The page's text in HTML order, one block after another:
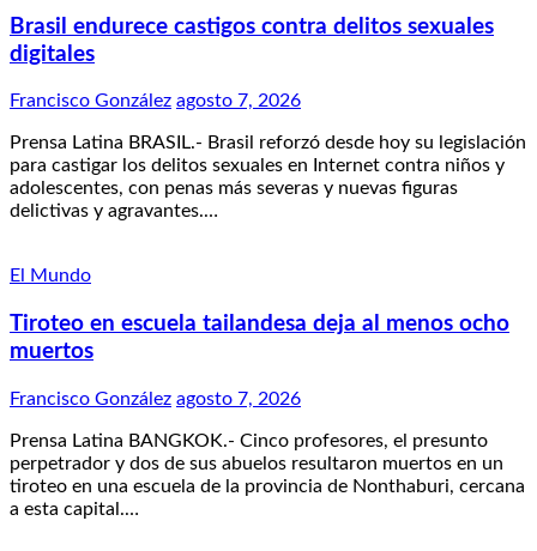
Brasil endurece castigos contra delitos sexuales
digitales
Francisco González agosto 7, 2026
Prensa Latina BRASIL.- Brasil reforzó desde hoy su legislación
para castigar los delitos sexuales en Internet contra niños y
adolescentes, con penas más severas y nuevas figuras
delictivas y agravantes.…
El Mundo
Tiroteo en escuela tailandesa deja al menos ocho
muertos
Francisco González agosto 7, 2026
Prensa Latina BANGKOK.- Cinco profesores, el presunto
perpetrador y dos de sus abuelos resultaron muertos en un
tiroteo en una escuela de la provincia de Nonthaburi, cercana
a esta capital.…